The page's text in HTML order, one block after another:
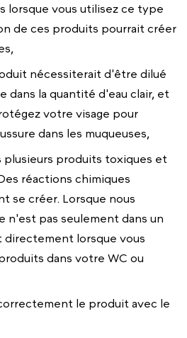
lorsque vous utilisez ce type
de ces produits pourrait créer
nécessiterait d'être dilué
dans la quantité d'eau clair, et
votre visage pour
dans les muqueuses,
plusieurs produits toxiques et
réactions chimiques
se créer. Lorsque nous
n'est pas seulement dans un
directement lorsque vous
dans votre WC ou
le produit avec le